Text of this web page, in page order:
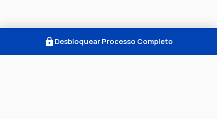
Desbloquear Processo Completo